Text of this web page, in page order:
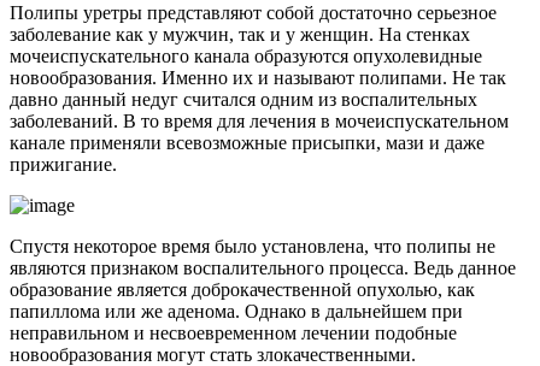
Полипы уретры представляют собой достаточно серьезное
заболевание как у мужчин, так и у женщин. На стенках
мочеиспускательного канала образуются опухолевидные
новообразования. Именно их и называют полипами. Не так
давно данный недуг считался одним из воспалительных
заболеваний. В то время для лечения в мочеиспускательном
канале применяли всевозможные присыпки, мази и даже
прижигание.
Спустя некоторое время было установлена, что полипы не
являются признаком воспалительного процесса. Ведь данное
образование является доброкачественной опухолью, как
папиллома или же аденома. Однако в дальнейшем при
неправильном и несвоевременном лечении подобные
новообразования могут стать злокачественными.